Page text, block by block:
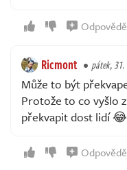
Ricmont pátek,
Může to být
Protože to co vyšlo
překvapit dost lidí 😂